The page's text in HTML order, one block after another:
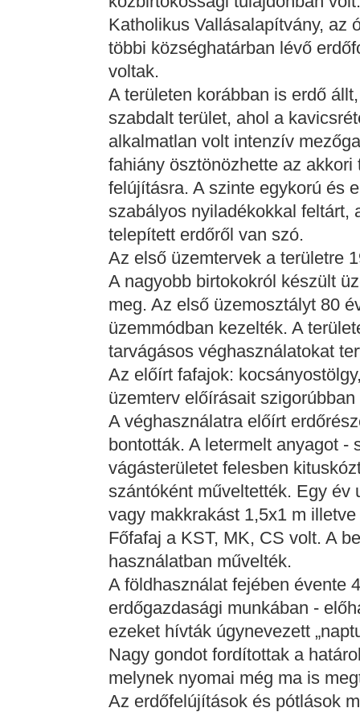
Katholikus Vallásalapítvány, az
többi községhatárban lévő
voltak.
A területen korábban is erdő
szabdalt terület, ahol a
alkalmatlan volt intenzív
fahiány ösztönözhette az
felújításra. A szinte egykorú és
szabályos nyiladékokkal feltárt,
telepített erdőről van szó.
Az első üzemtervek a területre
A nagyobb birtokokról készült
meg. Az első üzemosztályt 80
üzemmódban kezelték. A
tarvágásos véghasználatokat
Az előírt fafajok:
üzemterv előírásait
A véghasználatra előírt
bontották. A letermelt anyagot -
vágásterületet felesben
szántóként műveltették. Egy év
vagy makkrakást 1,5x1 m
Főfafaj a KST, MK, CS volt. A
használatban művelték.
A földhasználat fejében évente
erdőgazdasági munkában -
ezeket hívták úgynevezett
Nagy gondot fordítottak a
melynek nyomai még ma is
Az erdőfelújítások és pótlások